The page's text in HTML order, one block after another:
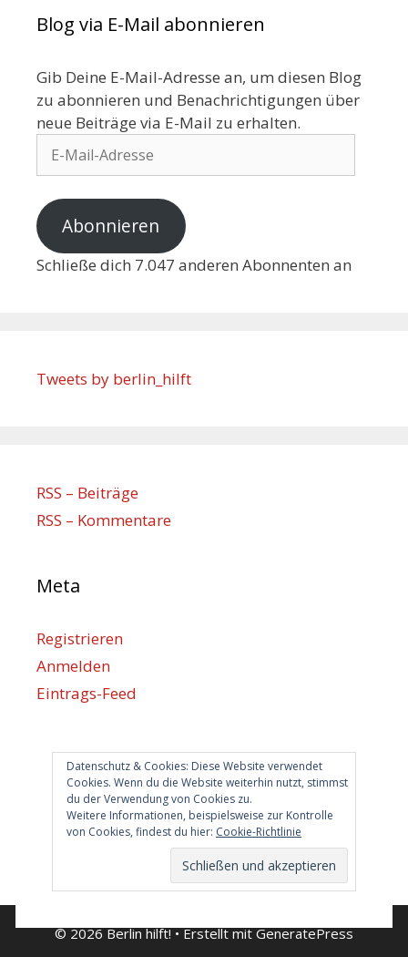
Blog via E-Mail abonnieren
Gib Deine E-Mail-Adresse an, um diesen Blog
zu abonnieren und Benachrichtigungen über
neue Beiträge via E-Mail zu erhalten.
Abonnieren
Schließe dich 7.047 anderen Abonnenten an
Datenschutz & Cookies: Diese Website verwendet
Cookies. Wenn du die Website weiterhin nutzt, stimmst
du der Verwendung von Cookies zu.
Weitere Informationen, beispielsweise zur Kontrolle
von Cookies, findest du hier: Cookie-Richtlinie
Tweets by berlin_hilft
RSS – Beiträge
RSS – Kommentare
Meta
Registrieren
Anmelden
Eintrags-Feed
WordPress.org
Berlin hilft
info@berlin-hilft.com
© 2026 Berlin hilft!• Erstellt mitGeneratePress